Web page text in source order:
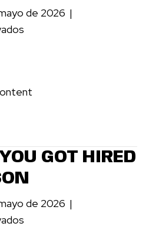
de 2026 |
Against
GOT HIRED
de 2026 |